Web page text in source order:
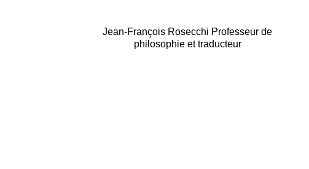
Jean-François Rosecchi Professeur de
philosophie et traducteur